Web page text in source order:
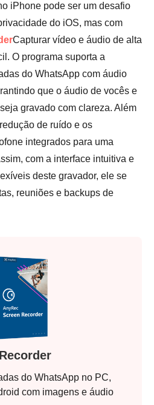
iPhone pode ser um desafio
do iOS, mas com
Capturar vídeo e áudio de alta
O programa suporta a
do WhatsApp com áudio
que o áudio de vocês e
gravado com clareza. Além
de ruído e os
integrados para uma
com a interface intuitiva e
deste gravador, ele se
reuniões e backups de
do WhatsApp no PC,
com imagens e áudio